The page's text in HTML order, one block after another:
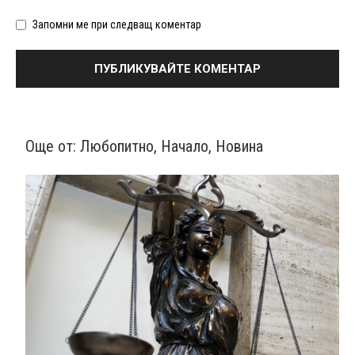
Запомни ме при следващ коментар
Още от: Любопитно, Начало, Новина